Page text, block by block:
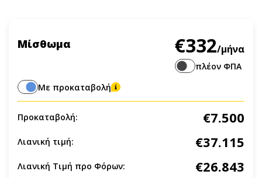
Μίσθωμα €332/μήνα
πλέον ΦΠΑ
Με προκαταβολή
Προκαταβολή: €7.500
Λιανική τιμή: €37.115
Λιανική Τιμή προ Φόρων: €26.843